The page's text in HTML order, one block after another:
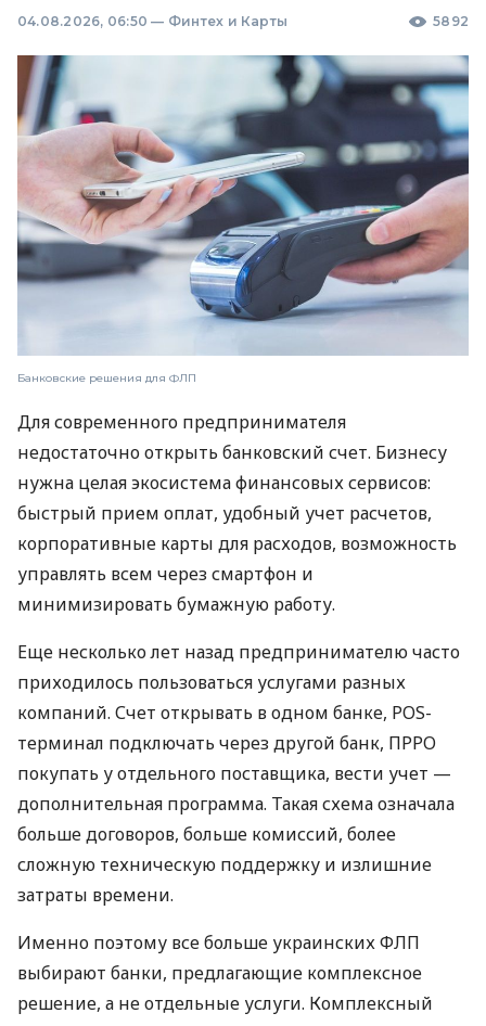
04.08.2026, 06:50 — Финтех и Карты 5892
Банковские решения для ФЛП
Для современного предпринимателя
недостаточно открыть банковский счет. Бизнесу
нужна целая экосистема финансовых сервисов:
быстрый прием оплат, удобный учет расчетов,
корпоративные карты для расходов, возможность
управлять всем через смартфон и
минимизировать бумажную работу.
Еще несколько лет назад предпринимателю часто
приходилось пользоваться услугами разных
компаний. Счет открывать в одном банке, POS-
терминал подключать через другой банк, ПРРО
покупать у отдельного поставщика, вести учет —
дополнительная программа. Такая схема означала
больше договоров, больше комиссий, более
сложную техническую поддержку и излишние
затраты времени.
Именно поэтому все больше украинских ФЛП
выбирают банки, предлагающие комплексное
решение, а не отдельные услуги. Комплексный